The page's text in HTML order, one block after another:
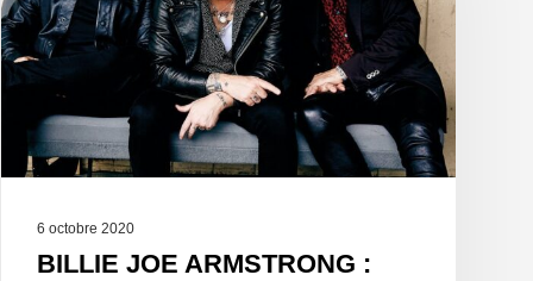
6 octobre 2020
BILLIE JOE ARMSTRONG :